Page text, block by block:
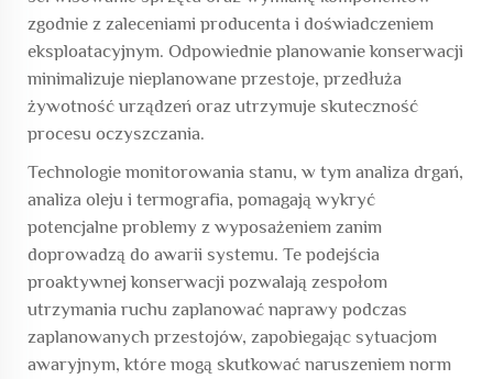
zgodnie z zaleceniami producenta i doświadczeniem
eksploatacyjnym. Odpowiednie planowanie konserwacji
minimalizuje nieplanowane przestoje, przedłuża
żywotność urządzeń oraz utrzymuje skuteczność
procesu oczyszczania.
Technologie monitorowania stanu, w tym analiza drgań,
analiza oleju i termografia, pomagają wykryć
potencjalne problemy z wyposażeniem zanim
doprowadzą do awarii systemu. Te podejścia
proaktywnej konserwacji pozwalają zespołom
utrzymania ruchu zaplanować naprawy podczas
zaplanowanych przestojów, zapobiegając sytuacjom
awaryjnym, które mogą skutkować naruszeniem norm